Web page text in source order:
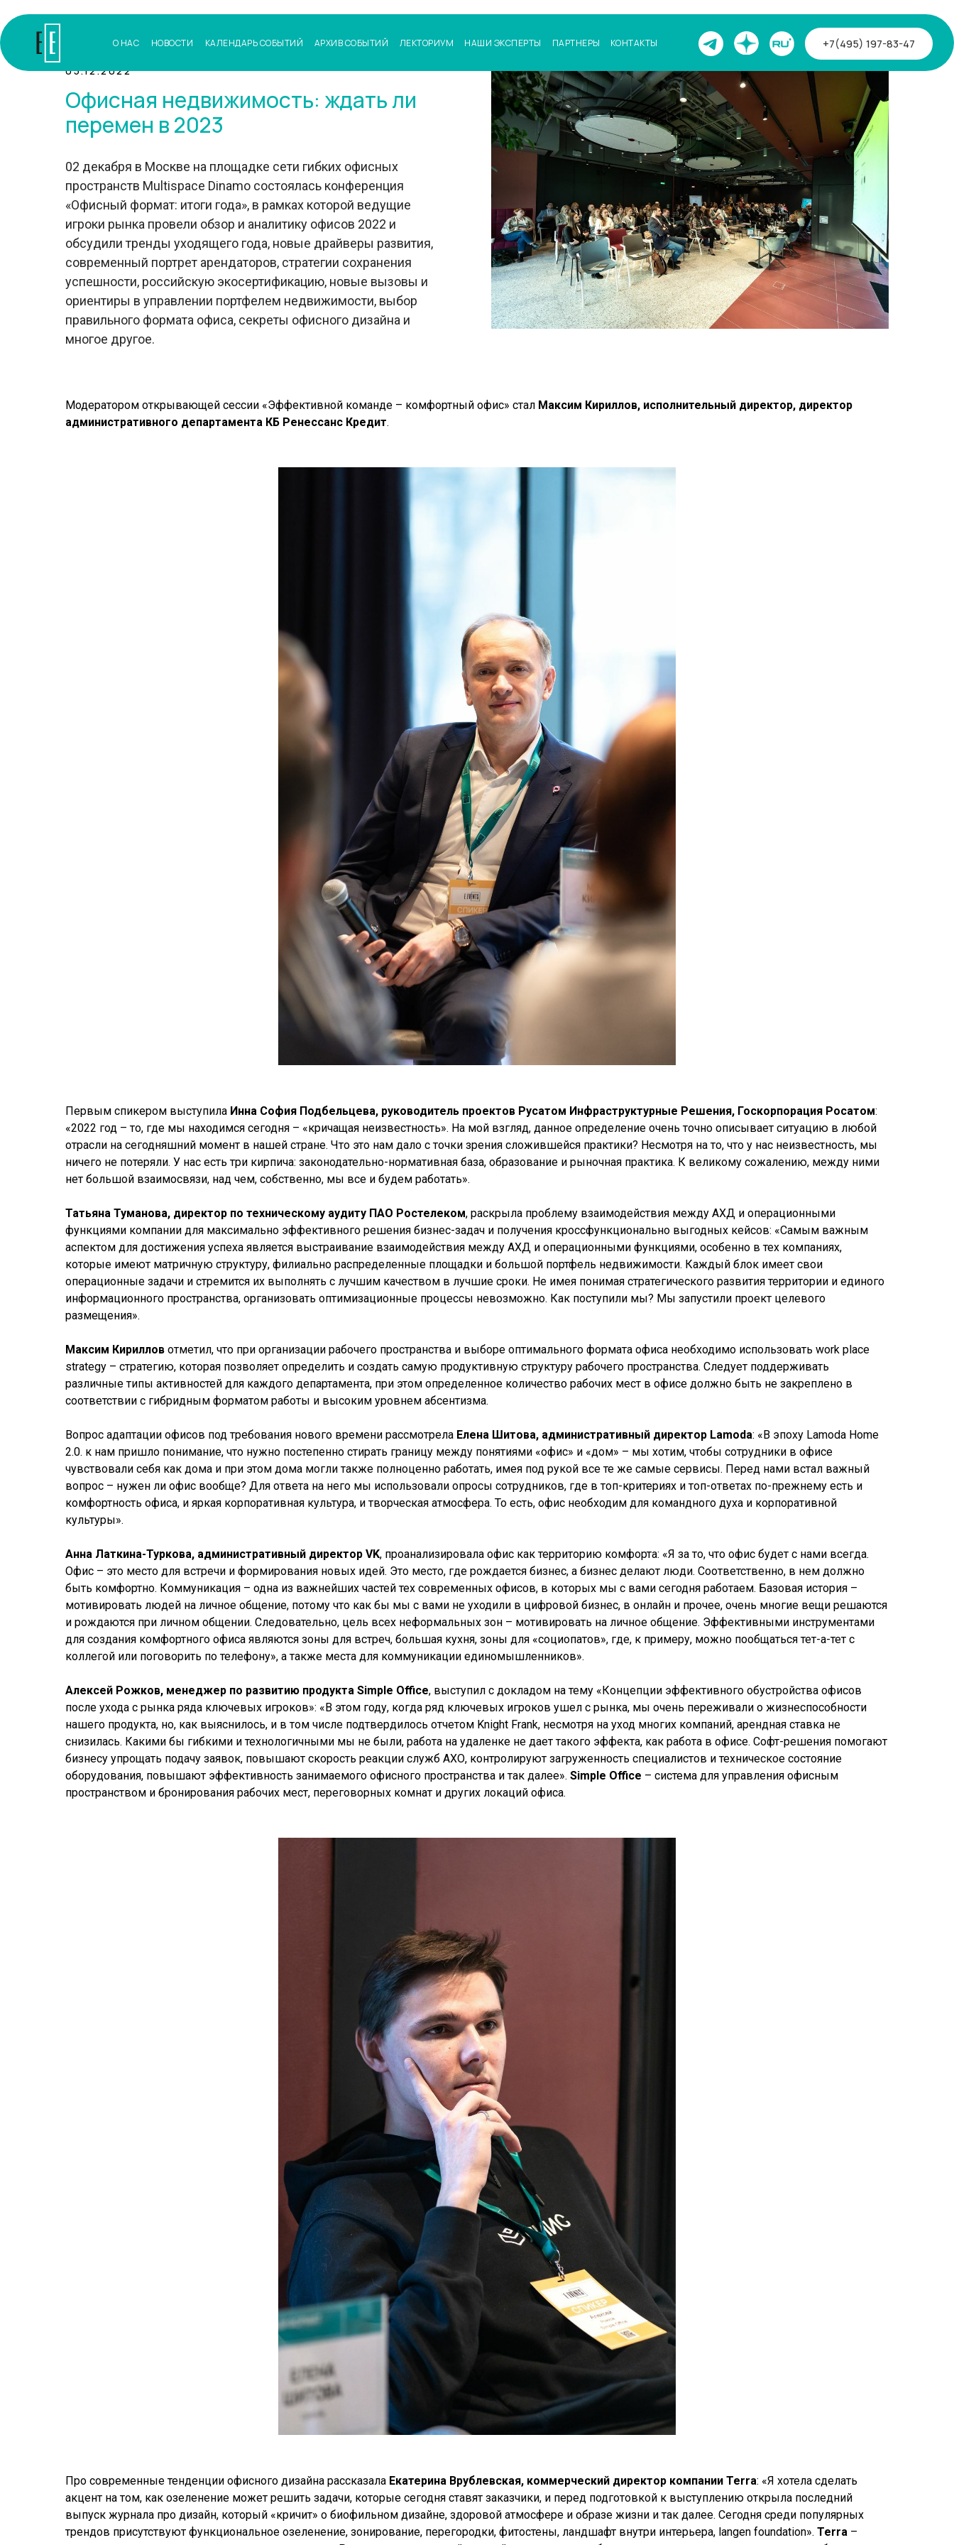
О НАС КОНТАКТЫ
НОВОСТИ ПАРТНЕРЫ
НАШИ ЭКСПЕРТЫ
ЛЕКТОРИУМ
АРХИВ СОБЫТИЙ
КАЛЕНДАРЬ СОБЫТИЙ +7(495) 197-83-47
05.12.2022
Офисная недвижимость: ждать ли
перемен в 2023
02 декабря в Москве на площадке сети гибких офисных
пространств Multispace Dinamo состоялась конференция
«Офисный формат: итоги года», в рамках которой ведущие
игроки рынка провели обзор и аналитику офисов 2022 и
обсудили тренды уходящего года, новые драйверы развития,
современный портрет арендаторов, стратегии сохранения
успешности, российскую экосертификацию, новые вызовы и
ориентиры в управлении портфелем недвижимости, выбор
правильного формата офиса, секреты офисного дизайна и
многое другое.
Модератором открывающей сессии «Эффективной команде – комфортный офис» стал Максим Кириллов, исполнительный директор, директор
административного департамента КБ Ренессанс Кредит.
Первым спикером выступила Инна София Подбельцева, руководитель проектов Русатом Инфраструктурные Решения, Госкорпорация Росатом:
«2022 год – то, где мы находимся сегодня – «кричащая неизвестность». На мой взгляд, данное определение очень точно описывает ситуацию в любой
отрасли на сегодняшний момент в нашей стране. Что это нам дало с точки зрения сложившейся практики? Несмотря на то, что у нас неизвестность, мы
ничего не потеряли. У нас есть три кирпича: законодательно-нормативная база, образование и рыночная практика. К великому сожалению, между ними
нет большой взаимосвязи, над чем, собственно, мы все и будем работать».
Татьяна Туманова, директор по техническому аудиту ПАО Ростелеком, раскрыла проблему взаимодействия между АХД и операционными
функциями компании для максимально эффективного решения бизнес-задач и получения кроссфункционально выгодных кейсов: «Самым важным
аспектом для достижения успеха является выстраивание взаимодействия между АХД и операционными функциями, особенно в тех компаниях,
которые имеют матричную структуру, филиально распределенные площадки и большой портфель недвижимости. Каждый блок имеет свои
операционные задачи и стремится их выполнять с лучшим качеством в лучшие сроки. Не имея понимая стратегического развития территории и единого
информационного пространства, организовать оптимизационные процессы невозможно. Как поступили мы? Мы запустили проект целевого
размещения».
Максим Кириллов отметил, что при организации рабочего пространства и выборе оптимального формата офиса необходимо использовать work place
strategy – стратегию, которая позволяет определить и создать самую продуктивную структуру рабочего пространства. Следует поддерживать
различные типы активностей для каждого департамента, при этом определенное количество рабочих мест в офисе должно быть не закреплено в
соответствии с гибридным форматом работы и высоким уровнем абсентизма.
Вопрос адаптации офисов под требования нового времени рассмотрела Елена Шитова, административный директор Lamoda: «В эпоху Lamoda Home
2.0. к нам пришло понимание, что нужно постепенно стирать границу между понятиями «офис» и «дом» – мы хотим, чтобы сотрудники в офисе
чувствовали себя как дома и при этом дома могли также полноценно работать, имея под рукой все те же самые сервисы. Перед нами встал важный
вопрос – нужен ли офис вообще? Для ответа на него мы использовали опросы сотрудников, где в топ-критериях и топ-ответах по-прежнему есть и
комфортность офиса, и яркая корпоративная культура, и творческая атмосфера. То есть, офис необходим для командного духа и корпоративной
культуры».
Анна Латкина-Туркова, административный директор VK, проанализировала офис как территорию комфорта: «Я за то, что офис будет с нами всегда.
Офис – это место для встречи и формирования новых идей. Это место, где рождается бизнес, а бизнес делают люди. Соответственно, в нем должно
быть комфортно. Коммуникация – одна из важнейших частей тех современных офисов, в которых мы с вами сегодня работаем. Базовая история –
мотивировать людей на личное общение, потому что как бы мы с вами не уходили в цифровой бизнес, в онлайн и прочее, очень многие вещи решаются
и рождаются при личном общении. Следовательно, цель всех неформальных зон – мотивировать на личное общение. Эффективными инструментами
для создания комфортного офиса являются зоны для встреч, большая кухня, зоны для «социопатов», где, к примеру, можно пообщаться тет-а-тет с
коллегой или поговорить по телефону», а также места для коммуникации единомышленников».
Алексей Рожков, менеджер по развитию продукта Simple Office, выступил с докладом на тему «Концепции эффективного обустройства офисов
после ухода с рынка ряда ключевых игроков»: «В этом году, когда ряд ключевых игроков ушел с рынка, мы очень переживали о жизнеспособности
нашего продукта, но, как выяснилось, и в том числе подтвердилось отчетом Knight Frank, несмотря на уход многих компаний, арендная ставка не
снизилась. Какими бы гибкими и технологичными мы не были, работа на удаленке не дает такого эффекта, как работа в офисе. Софт-решения помогают
бизнесу упрощать подачу заявок, повышают скорость реакции служб АХО, контролируют загруженность специалистов и техническое состояние
оборудования, повышают эффективность занимаемого офисного пространства и так далее». Simple Office – система для управления офисным
пространством и бронирования рабочих мест, переговорных комнат и других локаций офиса.
Про современные тенденции офисного дизайна рассказала Екатерина Врублевская, коммерческий директор компании Terra: «Я хотела сделать
акцент на том, как озеленение может решить задачи, которые сегодня ставят заказчики, и перед подготовкой к выступлению открыла последний
выпуск журнала про дизайн, который «кричит» о биофильном дизайне, здоровой атмосфере и образе жизни и так далее. Сегодня среди популярных
трендов присутствуют функциональное озеленение, зонирование, перегородки, фитостены, ландшафт внутри интерьера, langen foundation». Terra –